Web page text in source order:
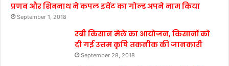
प्रणब और शिबनाथ ने कपल इवेंट का गोल्ड अपने नाम किया
September 1, 2018
रबी किसान मेले का आयोजन, किसानों को
दी गई उत्तम कृषि तकनीक की जानकारी
September 28, 2018